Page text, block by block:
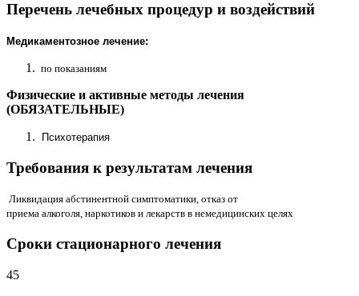
Перечень лечебных процедур и воздействий
Медикаментозное лечение:
по показаниям
Физические и активные методы лечения
(ОБЯЗАТЕЛЬНЫЕ)
Психотерапия
Требования к результатам лечения
Ликвидация абстинентной симптоматики, отказ от
приема алкоголя, наркотиков и лекарств в немедицинских целях
Сроки стационарного лечения
45